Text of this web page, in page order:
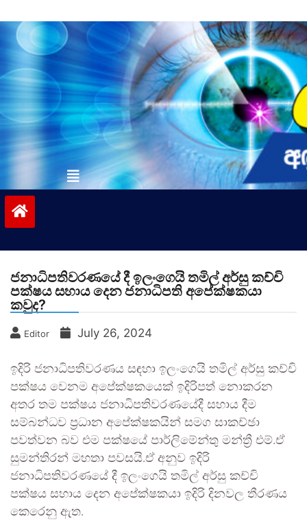
to
contentvinivida.lk
ජනාධිපතිවරණයේ දී ඉලංගෙයි තමිල් අර්සු කච්චි
පක්ෂය සහාය දෙන ජනාධිපති අපේක්ෂකයා
කවුද?
Editor July 26, 2024
ඉදිරි ජනාධිපතිවරණය සඳහා ඉලංගෙයි තමිල් අර්සු කච්චි
පක්ෂය වෙනම අපේක්ෂකයෙක් ඉදිරිපත් නොකරන
අතර තම පක්ෂය ජනාධිපතිවරණයේදී සහාය දීම
සම්බන්ධව ප්‍රධාන අපේක්ෂකයින් සමග සාකච්ඡා
පවත්වන බව එම පක්ෂයේ පාර්ලිමේන්තු මන්ත්‍රී එම්.ඒ
සුමන්තිරන් මහතා පවසයි.ඒ අනුව ඉදිරි
ජනාධිපතිවරණයේ දී ඉලංගෙයි තමිල් අර්සු කච්චි
පක්ෂය සහාය දෙන අපේක්ෂකයා ඉදිරි දිනවල තීරණය
කෙරෙනු ඇත.